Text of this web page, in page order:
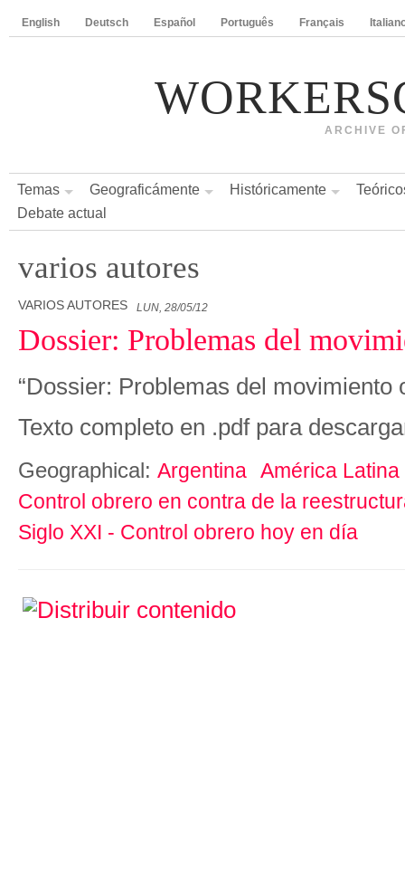
English Deutsch Español Português Français
ARCHIVE
Temas Geograficámente Históricamente
Debate actual
varios autores
VARIOS AUTORES LUN, 28/05/12
Dossier: Problemas del
“Dossier: Problemas del movimiento
Texto completo en .pdf para
Geographical: Argentina América Latina
Control obrero en contra de la
Siglo XXI - Control obrero hoy en día